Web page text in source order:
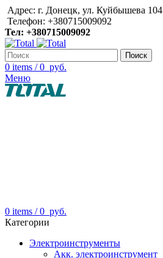
Адрес: г. Донецк, ул. Куйбышева 104
Телефон: +380715009092
Тел: +380715009092
Поиск
0 items / 0 руб.
Меню
0 items / 0 руб.
Категории
Электроинструменты
Акк. электроинструмент